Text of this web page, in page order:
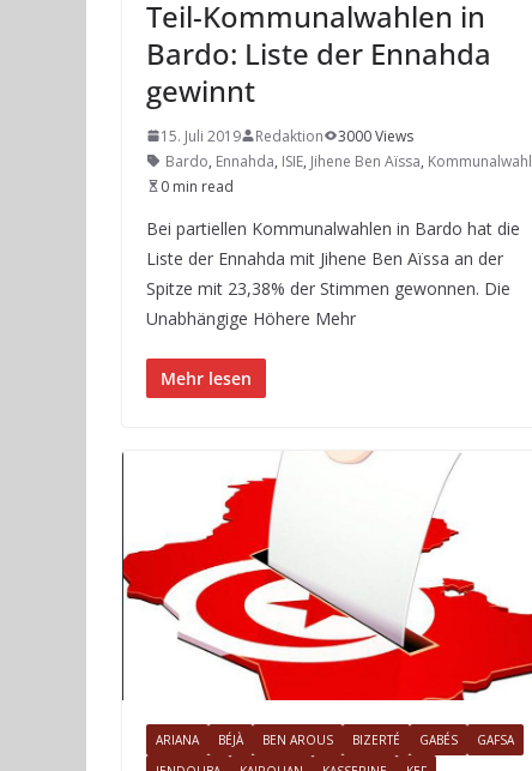
Teil-Kommunalwahlen in
Bardo: Liste der Ennahda
gewinnt
15. Juli 2019 Redaktion
3000 Views
Bardo, Ennahda, ISIE, Jihene Ben Aïssa, Kommunalwahl
0 min read
Bei partiellen Kommunalwahlen in Bardo hat die
Liste der Ennahda mit Jihene Ben Aïssa an der
Spitze mit 23,38% der Stimmen gewonnen. Die
Unabhängige Höhere Mehr
Mehr lesen
ARIANA BÉJÀ BEN AROUS BIZERTÉ GABÉS
GAFSA